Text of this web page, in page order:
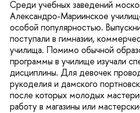
Среди учебных заведений
Александро-Мариинское
особой популярностью.
поступали в гимназии,
училища. Помимо обычной
программы в училище изучали
дисциплины. Для девочек
рукоделия и дамского
после которых молодых
работу в магазины или